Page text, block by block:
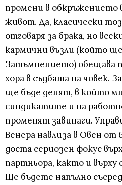
промени в обкръжението
живот. Да, класически
отговаря за брака, но
кармични възли (който
Затъмнението) обещава
хора в съдбата на човек.
ще бъде денят, в който
синдикатите и на
променят завинаги.
Венера навлиза в Овен от
доста сериозен фокус
партньора, както и
Ще бъдете напълно